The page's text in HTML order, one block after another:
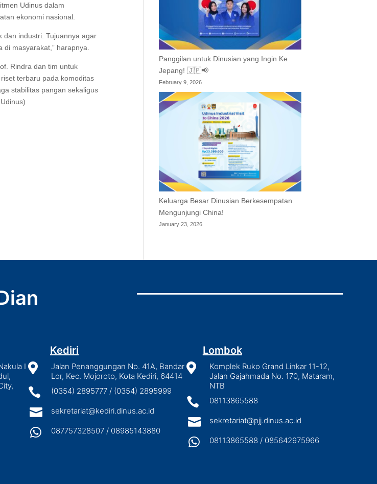
Udinus dalam
ekonomi nasional.
dan industri. Tujuannya agar
masyarakat,” harapnya.
Rindra dan tim untuk
terbaru pada komoditas
stabilitas pangan sekaligus
Panggilan untuk Dinusian yang Ingin Ke
Jepang! 🇯🇵📢
February 9, 2026
Keluarga Besar Dinusian Berkesempatan
Mengunjungi China!
January 23, 2026
I
Kediri

Jalan Penanggungan No. 41A, Bandar
Lor, Kec. Mojoroto, Kota Kediri, 64414
 (0354) 2895777 / (0354) 2895999
 sekretariat@kediri.dinus.ac.id
 087757328507 / 08985143880
Lombok

Komplek Ruko Grand Linkar 11-12,
Jalan Gajahmada No. 170, Mataram,
NTB
 08113865588
 sekretariat@pjj.dinus.ac.id
 08113865588 / 085642975966